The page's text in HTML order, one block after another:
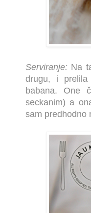
Serviranje: Na
drugu, i prelila
babana. One
seckanim) a
sam predhodno